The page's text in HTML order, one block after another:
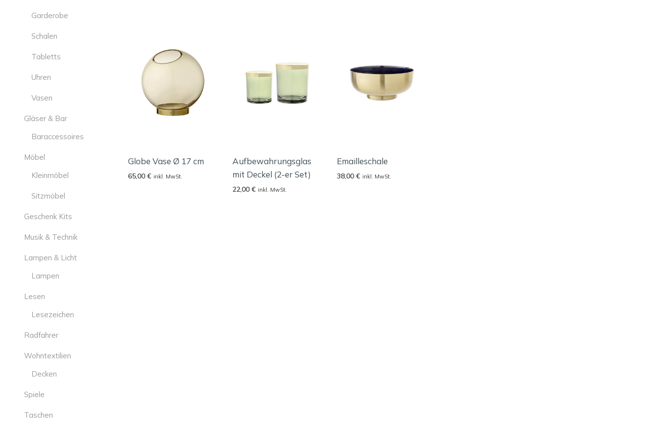
Globe Vase Ø 17 cm
65,00€ inkl. MwSt.
Aufbewahrungsglas
mit Deckel (2-er Set)
22,00€ inkl. MwSt.
Emailleschale
38,00 € inkl. MwSt.
Garderobe
Schalen
Tabletts
Uhren
Vasen
Gläser & Bar
Baraccessoires
Möbel
Kleinmöbel
Sitzmöbel
Geschenk Kits
Musik & Technik
Lampen & Licht
Lampen
Lesen
Lesezeichen
Radfahrer
Wohntextilien
Decken
Spiele
Taschen